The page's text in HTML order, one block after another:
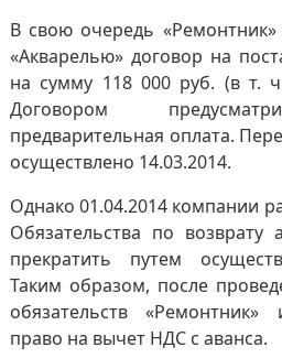
В свою очередь «Ремонтник»
«Акварелью» договор на
на сумму 118 000 руб. (в т.
Договором
предварительная оплата.
осуществлено 14.03.2014.
Однако 01.04.2014 компании
Обязательства по
прекратить путем
Таким образом, после
обязательств
право на вычет НДС с аванса.